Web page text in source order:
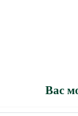
Вас